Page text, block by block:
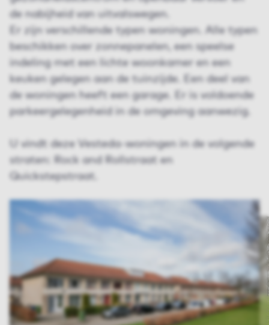
de nabijheid van uitvalswegen.
Er zijn verschillende typen woningen. Alle typen
beschikken over zonnepanelen, een speelse
indeling met een lichte woonkamer en een
keuken gelegen aan de tuinzijde. Een deel van
de woningen heeft een garage. Er is voldoende
parkeergelegenheid in de omgeving aanwezig.
U vindt deze Vesteda-woningen in de volgende
straten: Rock and Rollstraat en
Quickstepstraat.